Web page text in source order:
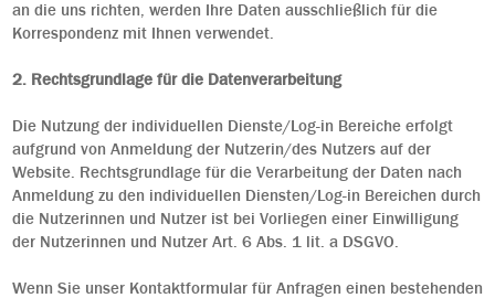
an die uns richten, werden Ihre Daten ausschließlich für die
Korrespondenz mit Ihnen verwendet.
2. Rechtsgrundlage für die Datenverarbeitung
Die Nutzung der individuellen Dienste/Log-in Bereiche erfolgt
aufgrund von Anmeldung der Nutzerin/des Nutzers auf der
Website. Rechtsgrundlage für die Verarbeitung der Daten nach
Anmeldung zu den individuellen Diensten/Log-in Bereichen durch
die Nutzerinnen und Nutzer ist bei Vorliegen einer Einwilligung
der Nutzerinnen und Nutzer Art. 6 Abs. 1 lit. a DSGVO.
Wenn Sie unser Kontaktformular für Anfragen einen bestehenden